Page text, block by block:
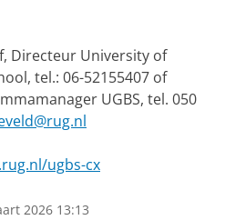
Directeur University of
tel.: 06-52155407 of
UGBS, tel. 050
ugbs-cx
2026 13:13